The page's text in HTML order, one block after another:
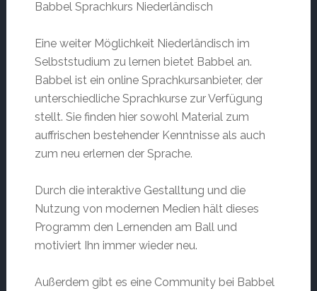
Babbel Sprachkurs Niederländisch
Eine weiter Möglichkeit Niederländisch im
Selbststudium zu lernen bietet Babbel an.
Babbel ist ein online Sprachkursanbieter, der
unterschiedliche Sprachkurse zur Verfügung
stellt. Sie finden hier sowohl Material zum
auffrischen bestehender Kenntnisse als auch
zum neu erlernen der Sprache.
Durch die interaktive Gestalltung und die
Nutzung von modernen Medien hält dieses
Programm den Lernenden am Ball und
motiviert Ihn immer wieder neu.
Außerdem gibt es eine Community bei Babbel